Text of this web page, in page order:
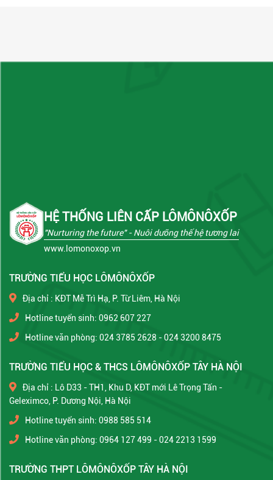
HỆ THỐNG LIÊN CẤP LÔMÔNÔXỐP
"Nurturing the future"- Nuôi dưỡng thế hệ tương lai
www.lomonoxop.vn
TRƯỜNG TIỂU HỌC LÔMÔNÔXỐP
Địa chỉ : KĐT Mễ Trì Hạ, P. Từ Liêm, Hà Nội
Hotline tuyển sinh: 0962 607 227
Hotline văn phòng: 024 3785 2628 - 024 3200 8475
TRƯỜNG TIỂU HỌC & THCS LÔMÔNÔXỐP TÂY HÀ NỘI
Địa chỉ : Lô D33 - TH1, Khu D, KĐT mới Lê Trọng Tấn -
Geleximco, P. Dương Nội, Hà Nội
Hotline tuyển sinh: 0988 585 514
Hotline văn phòng: 0964 127 499 - 024 2213 1599
TRƯỜNG THPT LÔMÔNÔXỐP TÂY HÀ NỘI